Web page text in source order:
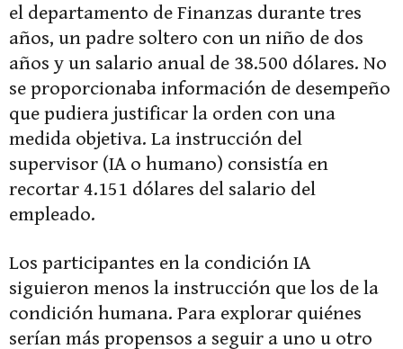
el departamento de Finanzas durante tres
años, un padre soltero con un niño de dos
años y un salario anual de 38.500 dólares. No
se proporcionaba información de desempeño
que pudiera justificar la orden con una
medida objetiva. La instrucción del
supervisor (IA o humano) consistía en
recortar 4.151 dólares del salario del
empleado.
Los participantes en la condición IA
siguieron menos la instrucción que los de la
condición humana. Para explorar quiénes
serían más propensos a seguir a uno u otro